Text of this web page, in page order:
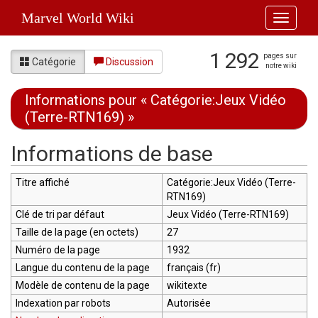
Toggle
Marvel World Wiki
Catégorie Discussion 1 292
pages sur
notre wiki
Informations pour « Catégorie:Jeux Vidéo
(Terre-RTN169) »
Informations de base
Titre affiché
Catégorie:Jeux Vidéo (Terre-
RTN169)
Clé de tri par défaut
Jeux Vidéo (Terre-RTN169)
Taille de la page (en octets)
27
Numéro de la page
1932
Langue du contenu de la page
français (fr)
Modèle de contenu de la page
wikitexte
Indexation par robots
Autorisée